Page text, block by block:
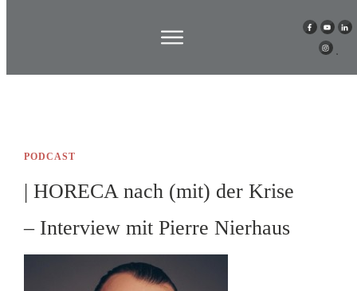
PODCAST
| HORECA nach (mit) der Krise
– Interview mit Pierre Nierhaus